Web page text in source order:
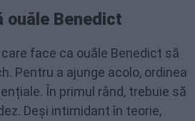
ouăle Benedict
face ca ouăle Benedict să
Pentru a ajunge acolo, ordinea
În primul rând, trebuie să
Deși intimidant în teorie,